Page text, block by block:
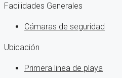
Facilidades Generales
Cámaras de seguridad
Ubicación
Primera linea de playa